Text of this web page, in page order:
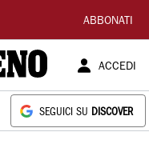
ABBONATI
ACCEDI
SEGUICI SU DISCOVER